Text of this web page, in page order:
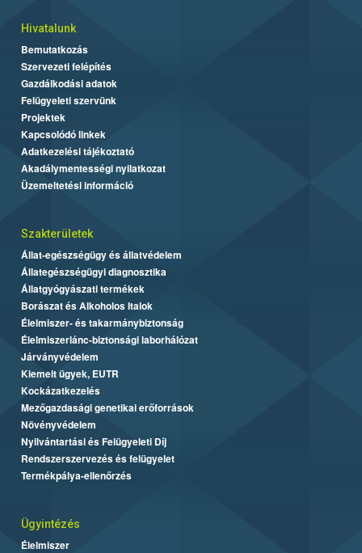
Hivatalunk
Bemutatkozás
Szervezeti felépítés
Gazdálkodási adatok
Felügyeleti szervünk
Projektek
Kapcsolódó linkek
Adatkezelési tájékoztató
Akadálymentességi nyilatkozat
Üzemeltetési információ
Szakterületek
Állat-egészségügy és állatvédelem
Állategészségügyi diagnosztika
Állatgyógyászati termékek
Borászat és Alkoholos Italok
Élelmiszer- és takarmánybiztonság
Élelmiszerlánc-biztonsági laborhálózat
Járványvédelem
Kiemelt ügyek, EUTR
Kockázatkezelés
Mezőgazdasági genetikai erőforrások
Növényvédelem
Nyilvántartási és Felügyeleti Díj
Rendszerszervezés és felügyelet
Termékpálya-ellenőrzés
Ügyintézés
Élelmiszer